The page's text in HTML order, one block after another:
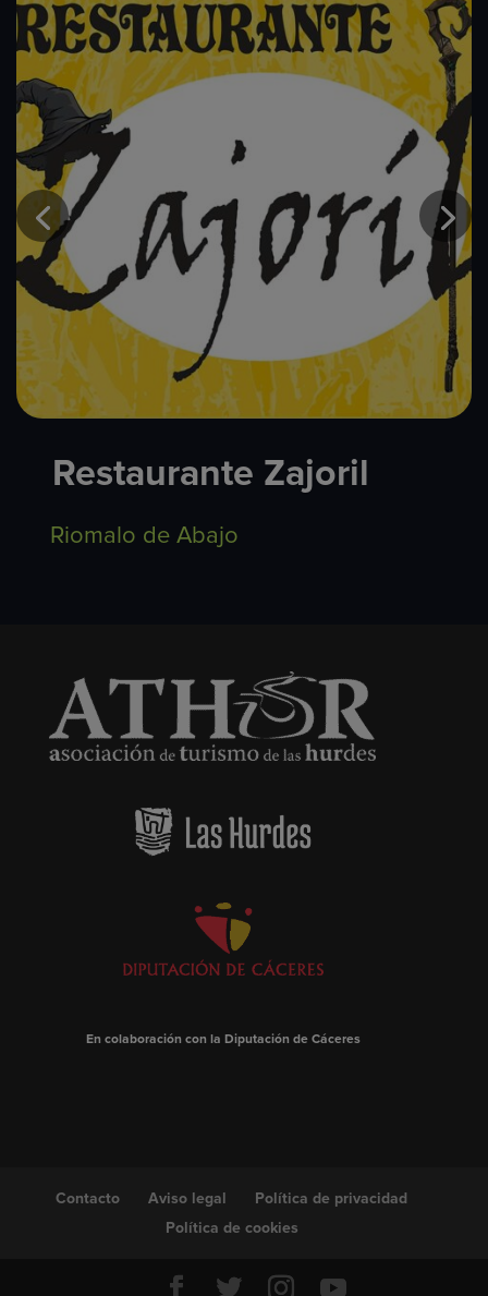
Restaurante Zajoril
Riomalo de Abajo
En colaboración con la Diputación de Cáceres
Contacto Aviso legal
Política de privacidad
Política de cookies